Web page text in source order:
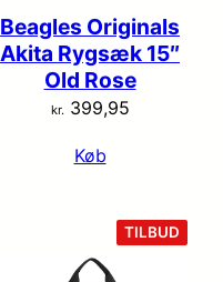
Beagles Originals
Akita Rygsæk 15″
Old Rose
kr. 399,95
Køb
TILBUD
PÅ